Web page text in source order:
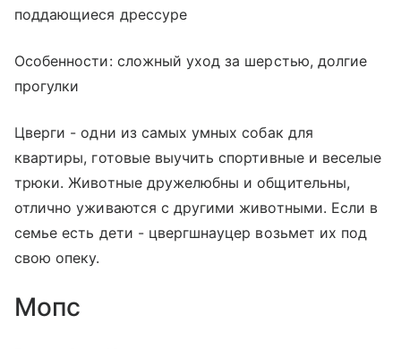
поддающиеся дрессуре
Особенности: сложный уход за шерстью, долгие
прогулки
Цверги - одни из самых умных собак для
квартиры, готовые выучить спортивные и веселые
трюки. Животные дружелюбны и общительны,
отлично уживаются с другими животными. Если в
семье есть дети - цвергшнауцер возьмет их под
свою опеку.
Мопс